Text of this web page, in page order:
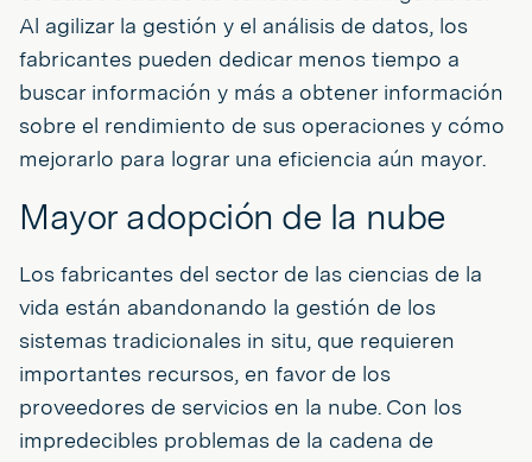
Al agilizar la gestión y el análisis de datos, los
fabricantes pueden dedicar menos tiempo a
buscar información y más a obtener información
sobre el rendimiento de sus operaciones y cómo
mejorarlo para lograr una eficiencia aún mayor.
Mayor adopción de la nube
Los fabricantes del sector de las ciencias de la
vida están abandonando la gestión de los
sistemas tradicionales in situ, que requieren
importantes recursos, en favor de los
proveedores de servicios en la nube. Con los
impredecibles problemas de la cadena de